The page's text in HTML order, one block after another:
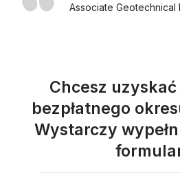
Associate Geotechnical
Chcesz
bezpłatnego
Wystarczy